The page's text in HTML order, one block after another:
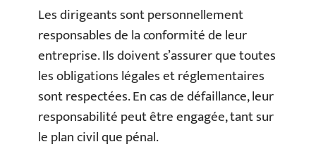
Les dirigeants sont personnellement
responsables de la conformité de leur
entreprise. Ils doivent s’assurer que toutes
les obligations légales et réglementaires
sont respectées. En cas de défaillance, leur
responsabilité peut être engagée, tant sur
le plan civil que pénal.